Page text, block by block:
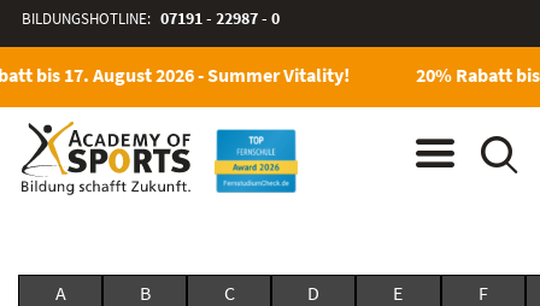
BILDUNGSHOTLINE: 07191 - 22987 - 0
bis 17. August 2026 - Summer Vitality! 20% Rabatt
A B C D E
F